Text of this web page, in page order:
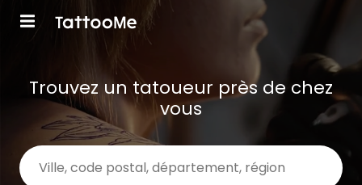
Trouvez un tatoueur près de chez
vous